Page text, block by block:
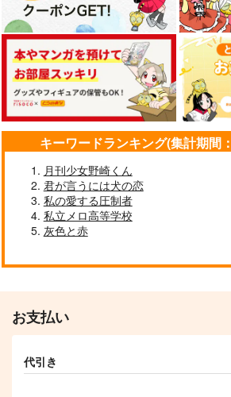
キーワードランキング(集計期間
月刊少女野崎くん
君が言うには犬の恋
私の愛する圧制者
私立メロ高等学校
灰色と赤
お支払い
代引き